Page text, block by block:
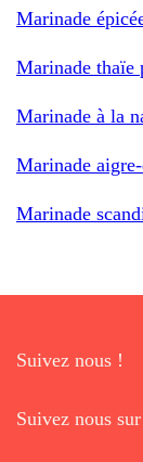
Marinade
Marinade thaïe
Marinade à la
Marinade
Marinade
Suivez nous !
Suivez nous